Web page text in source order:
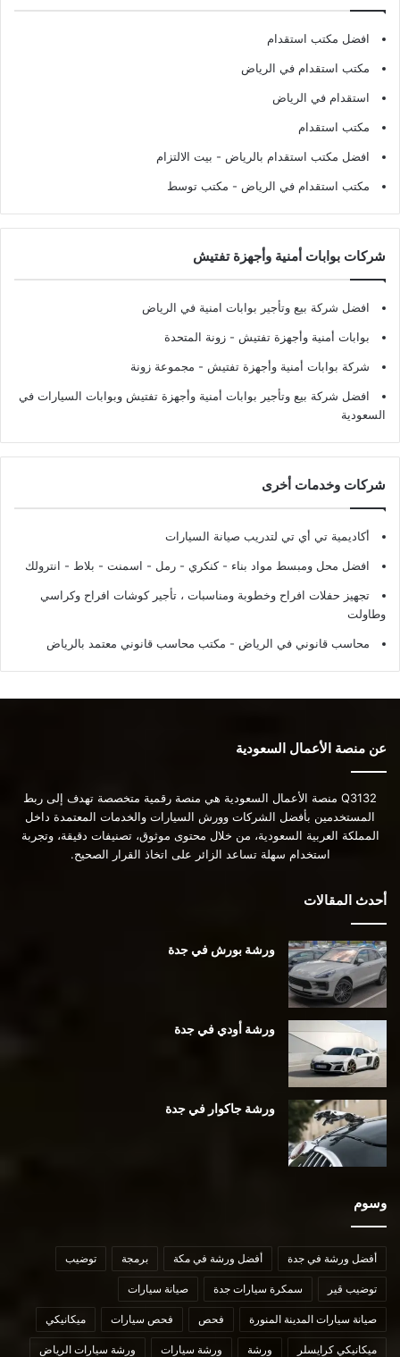
افضل مكتب استقدام
مكتب استقدام في الرياض
استقدام في الرياض
مكتب استقدام
افضل مكتب استقدام بالرياض - بيت الالتزام
مكتب استقدام في الرياض - مكتب توسط
شركات بوابات أمنية وأجهزة تفتيش
افضل شركة بيع وتأجير بوابات امنية في الرياض
بوابات أمنية وأجهزة تفتيش - زونة المتحدة
شركة بوابات أمنية وأجهزة تفتيش - مجموعة زونة
افضل شركة بيع وتأجير بوابات أمنية وأجهزة تفتيش وبوابات السيارات في
السعودية
شركات وخدمات أخرى
أكاديمية تي أي تي لتدريب صيانة السيارات
افضل محل ومبسط مواد بناء - كنكري - رمل - اسمنت - بلاط - انترولك
تجهيز حفلات افراح وخطوبة ومناسبات ، تأجير كوشات افراح وكراسي
وطاولت
محاسب قانوني في الرياض - مكتب محاسب قانوني معتمد بالرياض
عن منصة الأعمال السعودية
Q3132 منصة الأعمال السعودية هي منصة رقمية متخصصة تهدف إلى ربط
المستخدمين بأفضل الشركات وورش السيارات والخدمات المعتمدة داخل
المملكة العربية السعودية، من خلال محتوى موثوق، تصنيفات دقيقة، وتجربة
استخدام سهلة تساعد الزائر على اتخاذ القرار الصحيح.
أحدث المقالات
ورشة بورش في جدة
ورشة أودي في جدة
ورشة جاكوار في جدة
وسوم
أفضل ورشة في جدة أفضل ورشة في مكة برمجة توضيب
توضيب قير سمكرة سيارات جدة صيانة سيارات
صيانة سيارات المدينة المنورة فحص فحص سيارات ميكانيكي
ميكانيكي كرايسلر ورشة ورشة سيارات ورشة سيارات الرياض